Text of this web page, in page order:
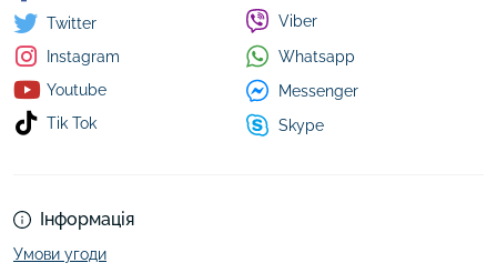
Інформація
Умови угоди
Twitter
Instagram
Youtube
Tik Tok
Viber
Whatsapp
Messenger
Skype